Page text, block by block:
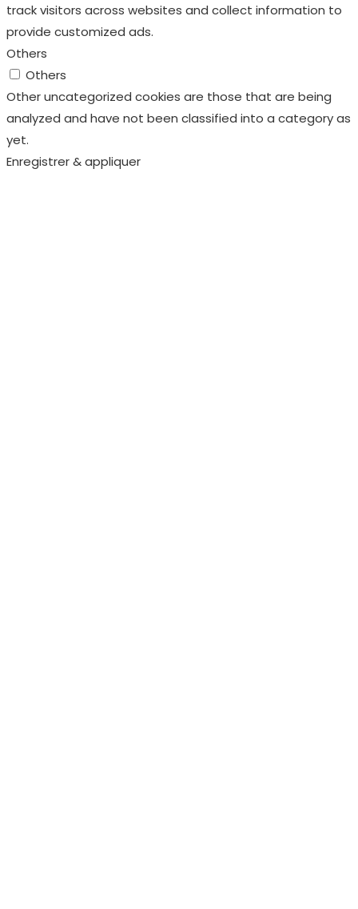
track visitors across websites and collect information to
provide customized ads.
Others
Others
Other uncategorized cookies are those that are being
analyzed and have not been classified into a category as
yet.
Enregistrer & appliquer